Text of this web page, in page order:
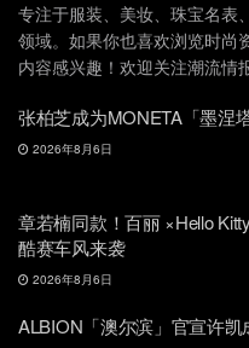
专注于服装、美妆、珠宝名表
领域。如果你也喜欢浏览时尚
内容感兴趣！欢迎关注潮流情
张柏芝成为MONETA「墨涅
2026年8月6日
章若楠同款！百丽 ×Hello
酷赛车风来袭
2026年8月6日
ALBION「澳尔滨」官宣许凯